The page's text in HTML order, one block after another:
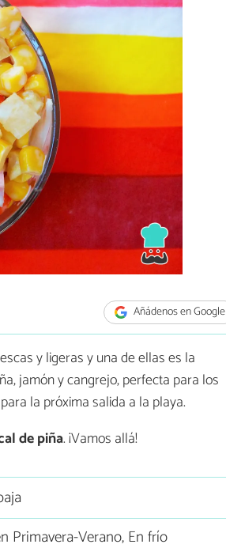
Añádenos en Google
y ligeras y una de ellas es la
jamón y cangrejo, perfecta para los
la próxima salida a la playa.
de piña. ¡Vamos allá!
Primavera-Verano, En frío